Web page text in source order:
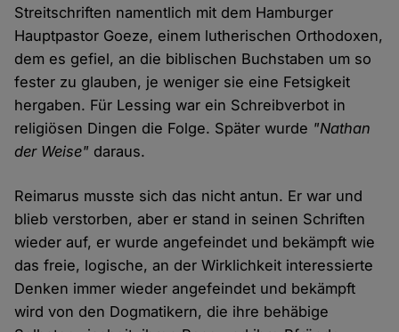
Streitschriften namentlich mit dem Hamburger
Hauptpastor Goeze, einem lutherischen Orthodoxen,
dem es gefiel, an die biblischen Buchstaben um so
fester zu glauben, je weniger sie eine Fetsigkeit
hergaben. Für Lessing war ein Schreibverbot in
religiösen Dingen die Folge. Später wurde "Nathan
der Weise" daraus.
Reimarus musste sich das nicht antun. Er war und
blieb verstorben, aber er stand in seinen Schriften
wieder auf, er wurde angefeindet und bekämpft wie
das freie, logische, an der Wirklichkeit interessierte
Denken immer wieder angefeindet und bekämpft
wird von den Dogmatikern, die ihre behäbige